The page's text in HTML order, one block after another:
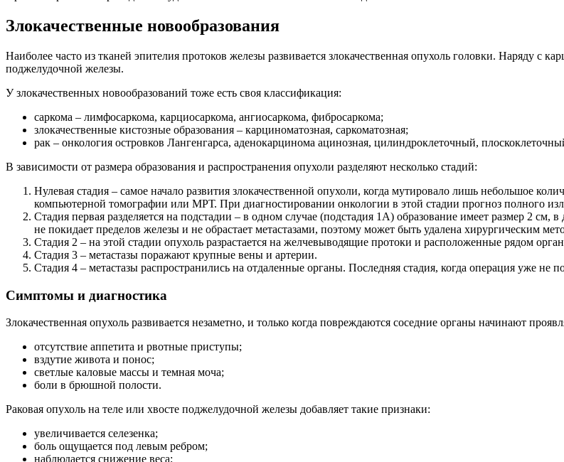
Злокачественные новообразования
Наиболее часто из тканей эпителия протоков железы развивается злокачественная опухоль головки. Наряду с
поджелудочной железы.
У злокачественных новообразований тоже есть своя классификация:
саркома – лимфосаркома, карциосаркома, ангиосаркома, фибросаркома;
злокачественные кистозные образования – карциноматозная, саркоматозная;
рак – онкология островков Лангенгарса, аденокарцинома ацинозная, цилиндроклеточный,
В зависимости от размера образования и распространения опухоли разделяют несколько стадий:
Нулевая стадия – самое начало развития злокачественной опухоли, когда мутировало лишь небольшое
компьютерной томографии или МРТ. При диагностировании онкологии в этой стадии прогноз полного
Стадия первая разделяется на подстадии – в одном случае (подстадия 1А) образование имеет размер 2
не покидает пределов железы и не обрастает метастазами, поэтому может быть удалена хирургическим
Стадия 2 – на этой стадии опухоль разрастается на желчевыводящие протоки и расположенные рядом
Стадия 3 – метастазы поражают крупные вены и артерии.
Стадия 4 – метастазы распространились на отдаленные органы. Последняя стадия, когда операция уже не
Симптомы и диагностика
Злокачественная опухоль развивается незаметно, и только когда повреждаются соседние органы начинают
отсутствие аппетита и рвотные приступы;
вздутие живота и понос;
светлые каловые массы и темная моча;
боли в брюшной полости.
Раковая опухоль на теле или хвосте поджелудочной железы добавляет такие признаки:
увеличивается селезенка;
боль ощущается под левым ребром;
наблюдается снижение веса;